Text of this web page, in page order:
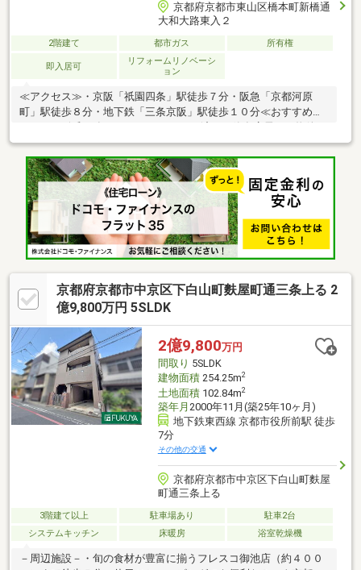
京都府京都市東山区橋本町新橋通
大和大路東入２
2階建て 都市ガス 所有権
即入居可
リフォームリノベーシ
ョン
≪アクセス≫・京阪「祇園四条」駅徒歩７分・阪急「京都河原
町」駅徒歩８分・地下鉄「三条京阪」駅徒歩１０分≪おすすめ
即入居可能！・現在は空家なので、是非一度ご内覧ください・花
見小路通り近く！
京都府京都市中京区下白山町麩屋町通三条上る 2
億9,800万円 5SLDK
2億9,800万円
間取り 5SLDK
建物面積254.25m2
土地面積102.84m2
築年月 2000年11月(築25年10ヶ月)
地下鉄東西線 京都市役所前駅 徒歩
7分
その他の交通
京都府京都市中京区下白山町麩屋
町通三条上る
3階建て以上 駐車場あり
駐車2台
システムキッチン
床暖房 浴室乾燥機
－周辺施設－・旬の食材が豊富に揃うフレスコ御池店（約４００